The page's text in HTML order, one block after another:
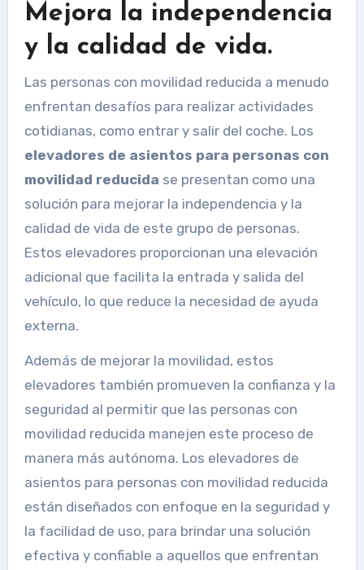
Mejora la independencia
y la calidad de vida.
Las personas con movilidad reducida a menudo
enfrentan desafíos para realizar actividades
cotidianas, como entrar y salir del coche. Los
elevadores de asientos para personas con
movilidad reducida se presentan como una
solución para mejorar la independencia y la
calidad de vida de este grupo de personas.
Estos elevadores proporcionan una elevación
adicional que facilita la entrada y salida del
vehículo, lo que reduce la necesidad de ayuda
externa.
Además de mejorar la movilidad, estos
elevadores también promueven la confianza y la
seguridad al permitir que las personas con
movilidad reducida manejen este proceso de
manera más autónoma. Los elevadores de
asientos para personas con movilidad reducida
están diseñados con enfoque en la seguridad y
la facilidad de uso, para brindar una solución
efectiva y confiable a aquellos que enfrentan